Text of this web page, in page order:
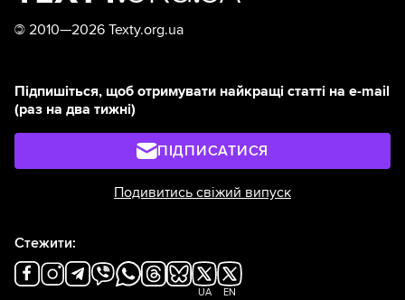
© 2010—2026 Texty.org.ua
Підпишіться, щоб отримувати найкращі статті на e-mail
(раз на два тижні)
ПІДПИСАТИСЯ
Подивитись свіжий випуск
Стежити:
UA EN